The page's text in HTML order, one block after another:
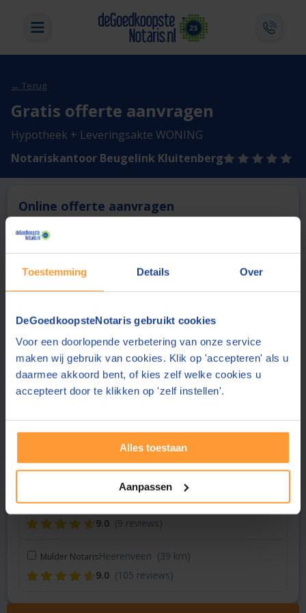
Toestemming Details Over
DeGoedkoopsteNotaris gebruikt cookies
Voor een doorlopende verbetering van onze service
maken wij gebruik van cookies. Klik op 'accepteren' als u
daarmee akkoord bent, of kies zelf welke cookies u
accepteert door te klikken op 'zelf instellen'.
Alles toestaan
Aanpassen
← Terug
Gratis offerte aanvragen
Hypotheek + Leveringsakte WONING
Notariskantoor Beugelink Kluitenberg
Online offerte aanvragen
Deze notaris biedt momenteel niet de mogelijkheid online
1 Vergelijk en bespaar
Vraag een offerte aan bij een andere notaris in de buurt
Hellema NotarisDokkum (11 km)
8.8
(17 reviews)
Yvon Notariaat BV Drachten
8.2 (72 reviews)
Hoekstra & Partners NotarissenGroningen
8.9 (232 reviews)
Huitsing & Poort NotarisMiddelstum (34 km)
9.0 (9 reviews)
Mulder NotarisHeerenveen (39 km)
9.0 (105 reviews)